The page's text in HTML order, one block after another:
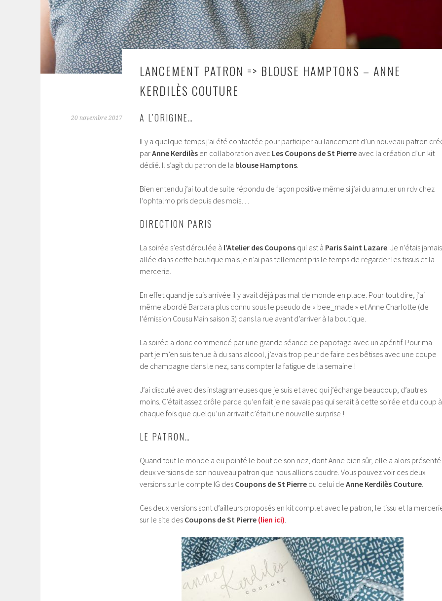
LANCEMENT PATRON => BLOUSE HAMPTONS – ANNE
KERDILÈS COUTURE
20 novembre 2017 A L’ORIGINE…
Il y a quelque temps j’ai été contactée pour participer au lancement d’un nouveau patron
parAnne Kerdilès en collaboration avec Les Coupons de St Pierre avec la création d’un kit
dédié. Il s’agit du patron de la blouse Hamptons
Bien entendu j’ai tout de suite répondu de façon positive même si j’ai du annuler un rdv chez
l’ophtalmo pris depuis des mois…
DIRECTION PARIS
La soirée s’est déroulée à l’Atelier des Coupons qui est à Paris Saint Lazare . Je n’étais jamais
allée dans cette boutique mais je n’ai pas tellement pris le temps de regarder les tissus et la
mercerie.
En effet quand je suis arrivée il y avait déjà pas mal de monde en place. Pour tout dire, j’ai
même abordé Barbara plus connu sous le pseudo de « bee_made » et Anne Charlotte (de
l’émission Cousu Main saison 3) dans la rue avant d’arriver à la boutique.
La soirée a donc commencé par une grande séance de papotage avec un apéritif. Pour ma
part je m’en suis tenue à du sans alcool, j’avais trop peur de faire des bêtises avec une coupe
de champagne dans le nez, sans compter la fatigue de la semaine !
J’ai discuté avec des instagrameuses que je suis et avec qui j’échange beaucoup, d’autres
moins. C’était assez drôle parce qu’en fait je ne savais pas qui serait à cette soirée et du coup à
chaque fois que quelqu’un arrivait c’était une nouvelle surprise !
LE PATRON…
Quand tout le monde a eu pointé le bout de son nez, dont Anne bien sûr, elle a alors présenté
deux versions de son nouveau patron que nous allions coudre. Vous pouvez voir ces deux
versions sur le compte IG des Coupons de St Pierre ou celui de Anne Kerdilès Couture
Ces deux versions sont d’ailleurs proposés en kit complet avec le patron; le tissu et la
sur le site des Coupons de St Pierre (lien ici)